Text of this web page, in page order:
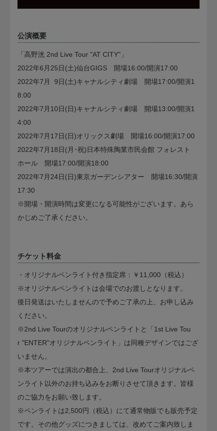
公演概要
「高野洸 2nd Live Tour "AT CITY"」
2022年6月25日(土)仙台GIGS 開場16:00/開演17:00
2022年7月 9日(土)キャナルシティ劇場 開場17:00/開演1
8:00
2022年7月10日(日)キャナルシティ劇場 開場13:00/開演1
4:00
2022年7月17日(日)オリックス劇場 開場16:00/開演17:00
2022年7月18日(月･祝)日本特殊陶業市民会館 フォレスト
ホール 開場17:00/開演18:00
2022年7月24日(日)東京ガーデンシアター 開場16:30/開演
17:30
※開場・開演時間は変更になる可能性がございます。あら
かじめご了承ください。
チケット料金
・オリジナルペンライト付き指定席：￥11,000（税込）
※オリジナルペンライトは会場でのお渡しとなります。
後日発送はいたしませんので予めご了承の上、お申し込み
ください。
※2nd Live Tourのオリジナルペンライトと「1st Live Tou
r "ENTER"オリジナルペンライト」は同種デザインではござ
いません。
※本ツアーでは演出の都合上、2nd Live Tourオリジナルペ
ンライト以外のお持ち込みをお断りさせて頂きます。皆様
のご協力をお願い致します。
※ペンライトは2,500円（税込）にて通常物販でも販売予定
です。その他グッズにつきましては、改めてご案内致しま